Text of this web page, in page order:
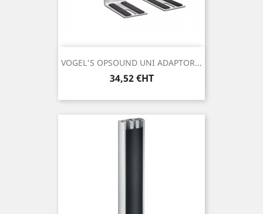
VOGEL'S OPSOUND UNI ADAPTOR...
Prix
34,52 €HT